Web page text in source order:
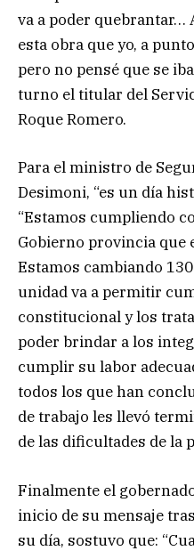
va a poder quebrantar…
esta obra que yo, a
pero no pensé que se
turno el titular del
Roque Romero.
Para el ministro de
Desimoni, “es un día
“Estamos cumpliendo
Gobierno provincia que
Estamos cambiando
unidad va a permitir
constitucional y los
poder brindar a los
cumplir su labor
todos los que han
de trabajo les llevó
de las dificultades de la
Finalmente el
inicio de su mensaje
su día, sostuvo que: